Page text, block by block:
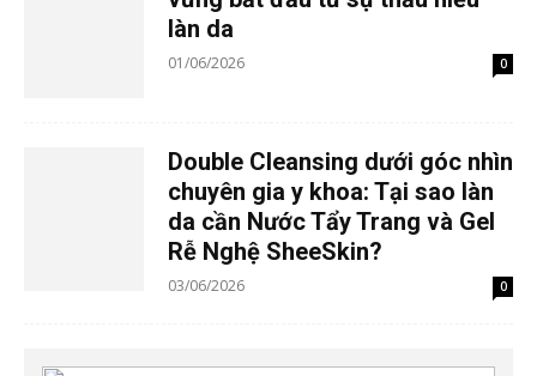
làn da
01/06/2026 0
Double Cleansing dưới góc nhìn
chuyên gia y khoa: Tại sao làn
da cần Nước Tẩy Trang và Gel
Rễ Nghệ SheeSkin?
03/06/2026 0